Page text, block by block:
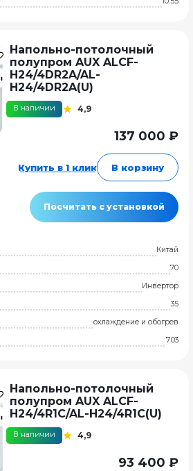
Напольно-потолочный
полупром AUX ALCF-
H24/4DR2A/AL-
H24/4DR2A(U)
В наличии 4,9
137 000 ₽
Купить в 1 клик В корзину
Посчитать с установкой
Китай
70
Инвертор
35
охлаждение и обогрев
7.03
Напольно-потолочный
полупром AUX ALCF-
H24/4R1C/AL-H24/4R1C(U)
В наличии 4,9
93 400 ₽